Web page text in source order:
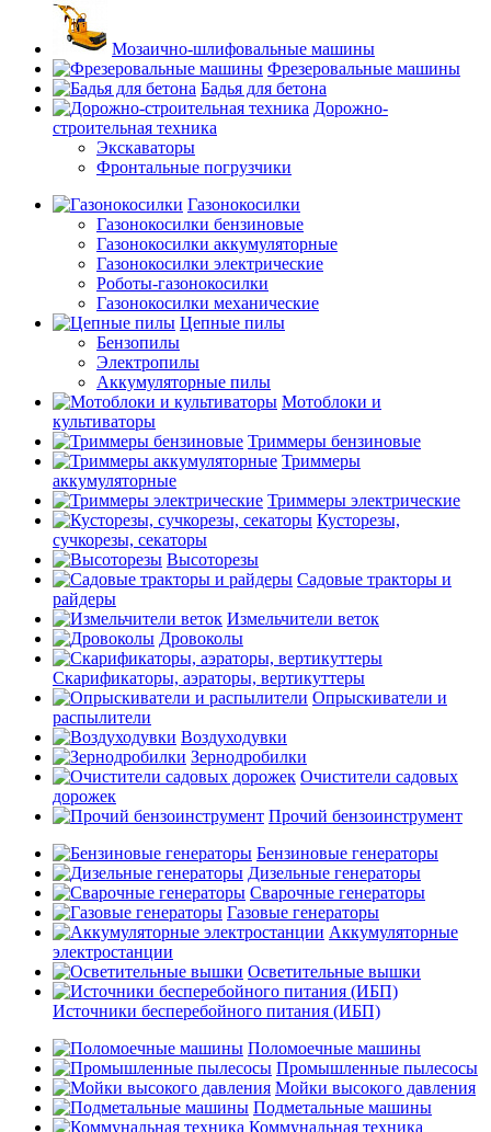
Мозаично-шлифовальные машины
Фрезеровальные машины
Бадья для бетона
Дорожно-
строительная техника
Экскаваторы
Фронтальные погрузчики
Газонокосилки
Газонокосилки бензиновые
Газонокосилки аккумуляторные
Газонокосилки электрические
Роботы-газонокосилки
Газонокосилки механические
Цепные пилы
Бензопилы
Электропилы
Аккумуляторные пилы
Мотоблоки и
культиваторы
Триммеры бензиновые
Триммеры
аккумуляторные
Триммеры электрические
Кусторезы,
сучкорезы, секаторы
Высоторезы
Садовые тракторы и
райдеры
Измельчители веток
Дровоколы
Скарификаторы, аэраторы, вертикуттеры
Опрыскиватели и
распылители
Воздуходувки
Зернодробилки
Очистители садовых
дорожек
Прочий бензоинструмент
Бензиновые генераторы
Дизельные генераторы
Сварочные генераторы
Газовые генераторы
Аккумуляторные
электростанции
Осветительные вышки
Источники бесперебойного питания (ИБП)
Поломоечные машины
Промышленные пылесосы
Мойки высокого давления
Подметальные машины
Коммунальная техника